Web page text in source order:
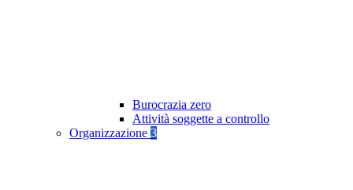
Burocrazia zero
Attività soggette a controllo
Organizzazione 3